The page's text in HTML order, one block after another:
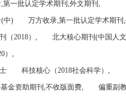
第一批认定学术期刊,外文期刊,
中)
万方收录,第一批认定学术期刊
（2018）,
北大核心期刊(中国人
）,
科技核心（2018社会科学）,
金资助期刊,不收版面费,
偏重副